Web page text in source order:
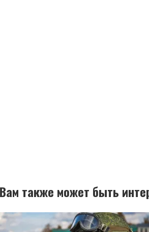
Вам также может быть